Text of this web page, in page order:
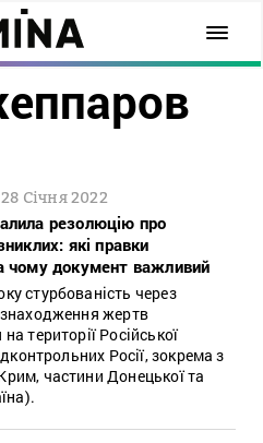
28 Січня 2022
резолюцію про
які правки
чому документ важливий
стурбованість через
жертв
території Російської
Росії, зокрема з
частини Донецької та